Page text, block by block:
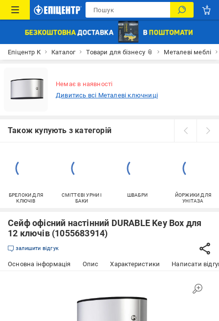
Епіцентр К Каталог Товари для бізнесу 📎 Металеві меблі
Немає в наявності
Дивитись всі Металеві ключниці
Також купують з категорій
БРЕЛОКИ ДЛЯ
КЛЮЧІВ
СМІТТЄВІ УРНИ І
БАКИ
ШВАБРИ
ЙОРЖИКИ ДЛЯ
УНІТАЗА
Сейф офісний настінний DURABLE Key Box для
12 ключів (1055683914)
залишити відгук
Основна інформація Опис Характеристики Написати